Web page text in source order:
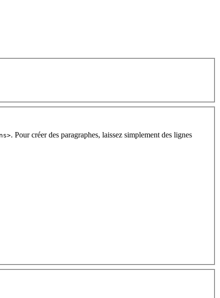
. Pour créer des paragraphes, laissez simplement des lignes